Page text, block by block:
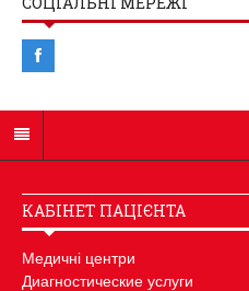
КАБІНЕТ ПАЦІЄНТА
Медичні центри
Диагностические услуги